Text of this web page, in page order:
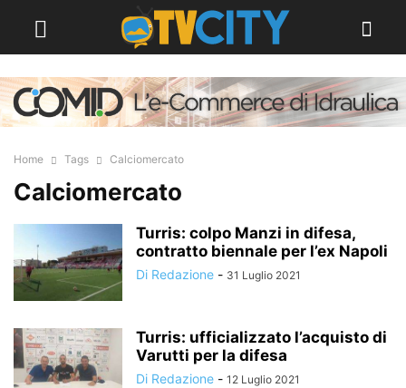
Home Tags Calciomercato
Calciomercato
Turris: colpo Manzi in difesa,
contratto biennale per l’ex Napoli
Di Redazione - 31 Luglio 2021
Turris: ufficializzato l’acquisto di
Varutti per la difesa
Di Redazione - 12 Luglio 2021